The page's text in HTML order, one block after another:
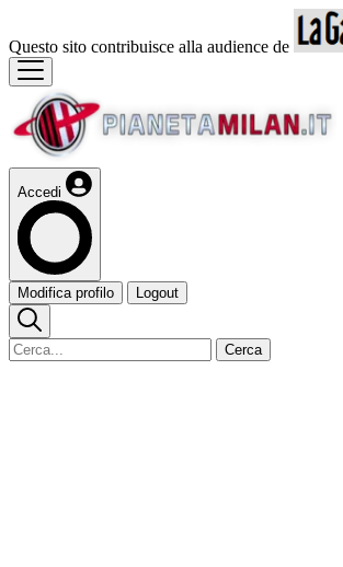
Questo sito contribuisce alla audience de
Accedi
Modifica profilo Logout
Cerca